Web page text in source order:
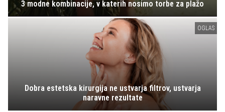
3 modne kombinacije, v katerih nosimo torbe za plažo
OGLAS
Dobra estetska kirurgija ne ustvarja filtrov, ustvarja
naravne rezultate